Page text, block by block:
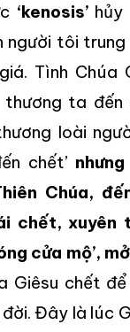
‘kenosis’hủy
người tôi
Tình Chúa
ta đến
loài
chết’
Chúa,
chết, xuyên
cửa mộ’,
Giêsu chết
Đây là lúc